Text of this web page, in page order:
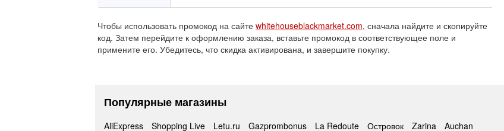
Чтобы использовать промокод на сайте whitehouseblackmarket.com, сначала найдите и скопируйте
код. Затем перейдите к оформлению заказа, вставьте промокод в соответствующее поле и
примените его. Убедитесь, что скидка активирована, и завершите покупку.
Популярные магазины
AliExpress Shopping Live Letu.ru Gazprombonus La Redoute Островок Zarina Auchan